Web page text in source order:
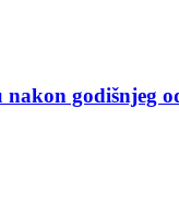
godišnjeg